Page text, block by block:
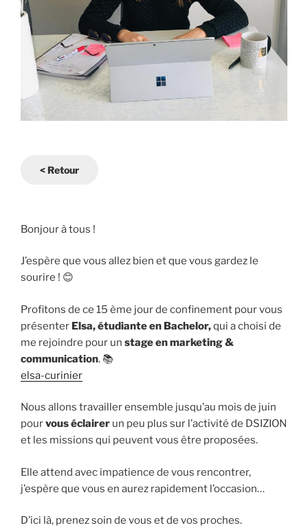
< Retour
Bonjour à tous !
J’espère que vous allez bien et que vous gardez le
sourire ! 😊
Profitons de ce 15 ème jour de confinement pour vous
présenter Elsa, étudiante en Bachelor,qui a choisi de
me rejoindre pour un stage en marketing &
communication. 📚
elsa-curinier
Nous allons travailler ensemble jusqu’au mois de juin
pourvous éclairer un peu plus sur l’activité de DSIZION
et les missions qui peuvent vous être proposées.
Elle attend avec impatience de vous rencontrer,
j’espère que vous en aurez rapidement l’occasion…
D’ici là, prenez soin de vous et de vos proches.